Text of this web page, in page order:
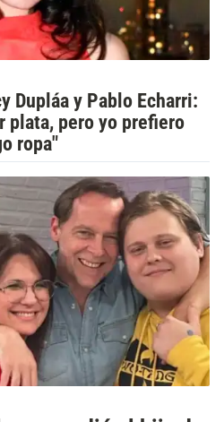
Dupláa y Pablo Echarri:
plata, pero yo prefiero
ropa"